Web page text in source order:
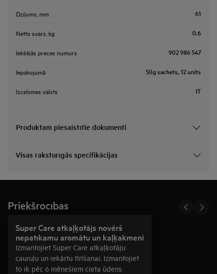
Dziļums, mm 61
Netto svars, kg 0.6
Iekšējās preces numurs 902 986 547
Iepakojumā 50g sachets, 12 units
Izcelsmes valsts IT
Produktam piesaistītie dokumenti
Visas raksturīgās specifikācijas
Priekšrocības
Super Care atkaļķotājs novērš
nepatīkamu aromātu un kaļķakmeni
Izmantojiet Super Care atkaļķotāju
cauruļu un iekārtu tīrīšanai. Izmantojiet
to ik pēc 6 mēnešiem cieta ūdens